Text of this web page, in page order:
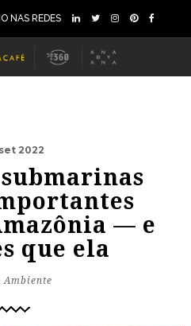
NAS REDES
2022
— e
que ela
Ambiente